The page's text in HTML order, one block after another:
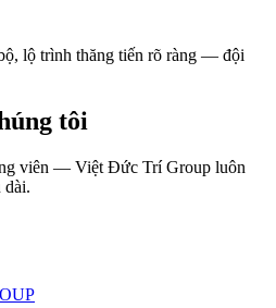
lộ trình thăng tiến rõ ràng — đội
tôi
viên — Việt Đức Trí Group luôn
dài.